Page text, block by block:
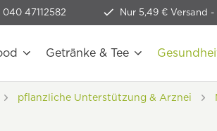
47112582 Nur 5,49 € Versand -
Getränke & Tee
pflanzliche Unterstützung & Arznei